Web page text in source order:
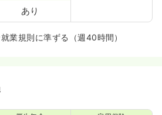
あり
業規則に準ずる（週40時間）